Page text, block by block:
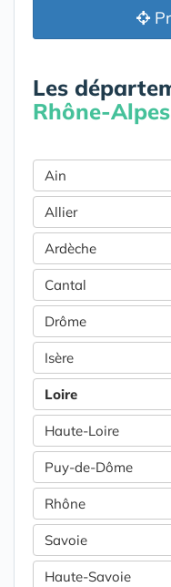
Les
Rhône-Alpes
Ain
Allier
Ardèche
Cantal
Drôme
Isère
Loire
Haute-Loire
Puy-de-Dôme
Rhône
Savoie
Haute-Savoie